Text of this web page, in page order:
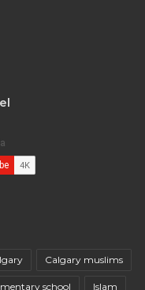
Calgary muslims
school Islam